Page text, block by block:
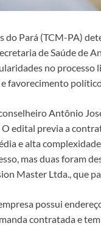
Pará (TCM-PA)
de Saúde de
no
favorecimento
Antônio
edital previa a
e alta
mas duas foram
Master Ltda., que
possui
contratada e